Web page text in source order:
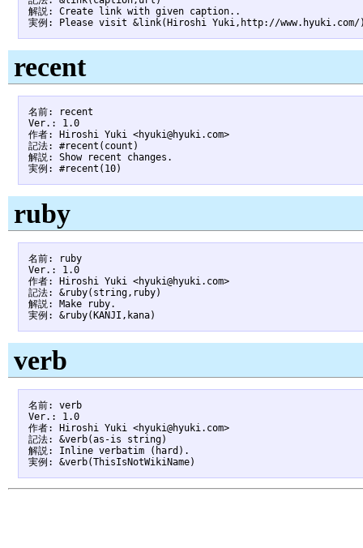
解説: Create link with given caption..
recent
名前: recent
Ver.: 1.0
作者: Hiroshi Yuki <hyuki@hyuki.com>
記法: #recent(count)
解説: Show recent changes.
ruby
名前: ruby
Ver.: 1.0
作者: Hiroshi Yuki <hyuki@hyuki.com>
記法: &ruby(string,ruby)
解説: Make ruby.
verb
名前: verb
Ver.: 1.0
作者: Hiroshi Yuki <hyuki@hyuki.com>
記法: &verb(as-is string)
解説: Inline verbatim (hard).